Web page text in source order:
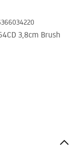
3,8cm Brush